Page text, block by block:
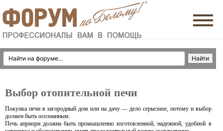
Выбор отопительной печи
Покупка печи в загородный дом или на дачу — дело серьезное, потому и выбор
должен быть осознанным.
Печь априори должна быть промышленно изготовленной, надежной, удобной в